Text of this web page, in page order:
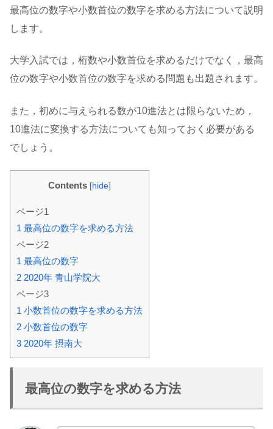
最高位の数字や小数首位の数字を求める方法について説明
します。
大学入試では，桁数や小数首位を求めるだけでなく，最高
位の数字や小数首位の数字を求める問題も出題されます。
また，初めに与えられる数が10進法とは限らないため，
10進法に変換する方法についても知っておく必要がある
でしょう。
Contents [hide]
ページ1
1 最高位の数字を求める方法
ページ2
1 最高位の数字
2 2020年 青山学院大
ページ3
1 小数首位の数字を求める方法
2 小数首位の数字
3 2020年 摂南大
最高位の数字を求める方法